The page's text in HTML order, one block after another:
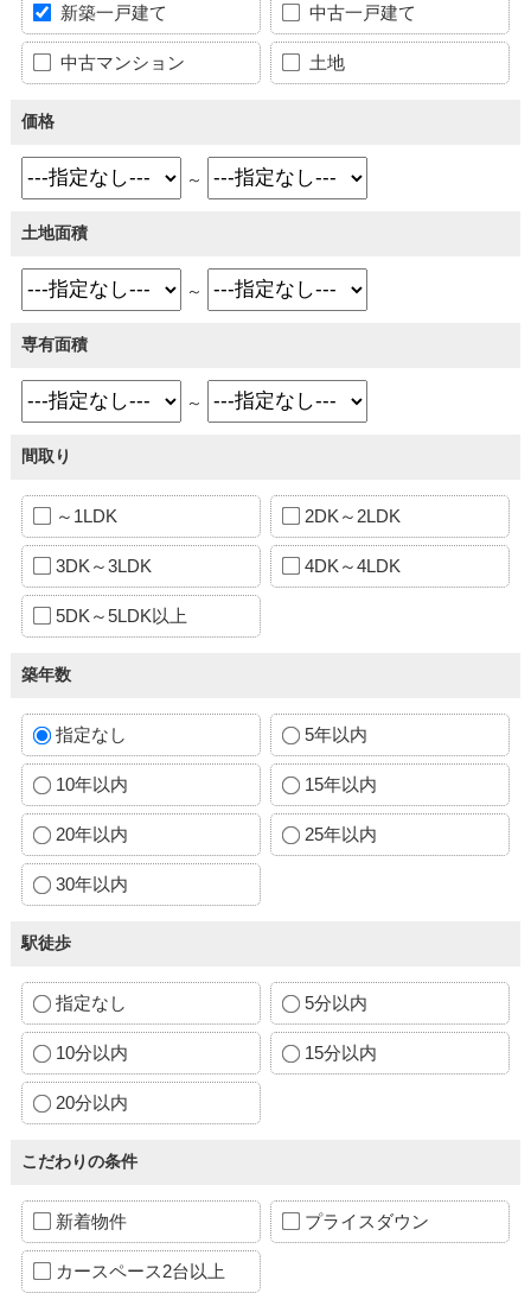
新築一戸建て 中古一戸建て
中古マンション 土地
価格
～
土地面積
～
専有面積
～
間取り
～1LDK 2DK～2LDK
3DK～3LDK 4DK～4LDK
5DK～5LDK以上
築年数
指定なし 5年以内
10年以内 15年以内
20年以内 25年以内
30年以内
駅徒歩
指定なし 5分以内
10分以内 15分以内
20分以内
こだわりの条件
新着物件 プライスダウン
カースペース2台以上